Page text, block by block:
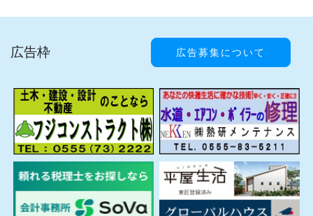
広告枠 広告募集について